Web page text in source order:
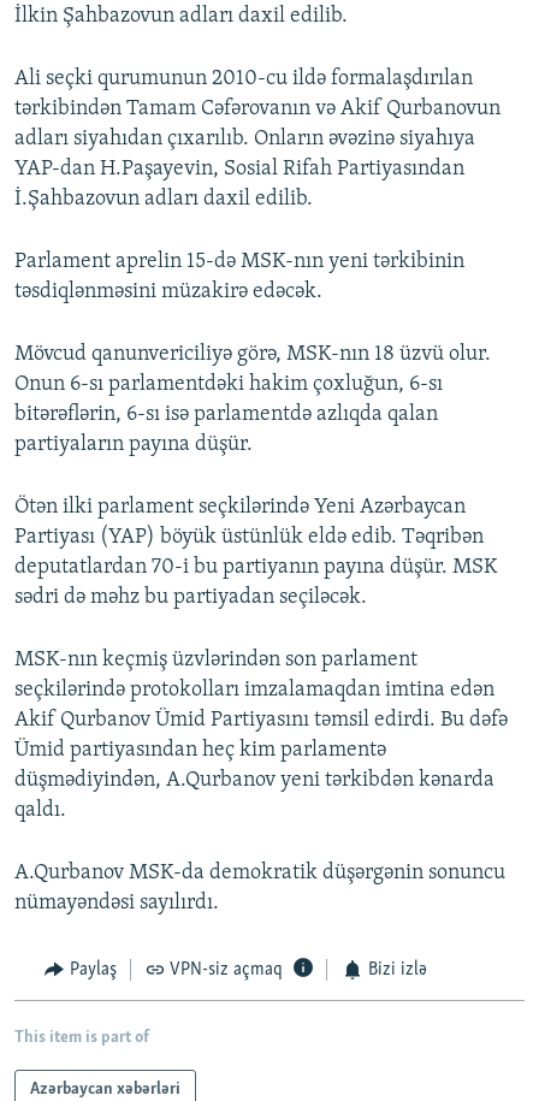
İlkin Şahbazovun adları daxil edilib.
Ali seçki qurumunun 2010-cu ildə formalaşdırılan
tərkibindən Tamam Cəfərovanın və Akif Qurbanovun
adları siyahıdan çıxarılıb. Onların əvəzinə siyahıya
YAP-dan H.Paşayevin, Sosial Rifah Partiyasından
İ.Şahbazovun adları daxil edilib.
Parlament aprelin 15-də MSK-nın yeni tərkibinin
təsdiqlənməsini müzakirə edəcək.
Mövcud qanunvericiliyə görə, MSK-nın 18 üzvü olur.
Onun 6-sı parlamentdəki hakim çoxluğun, 6-sı
bitərəflərin, 6-sı isə parlamentdə azlıqda qalan
partiyaların payına düşür.
Ötən ilki parlament seçkilərində Yeni Azərbaycan
Partiyası (YAP) böyük üstünlük eldə edib. Təqribən
deputatlardan 70-i bu partiyanın payına düşür. MSK
sədri də məhz bu partiyadan seçiləcək.
MSK-nın keçmiş üzvlərindən son parlament
seçkilərində protokolları imzalamaqdan imtina edən
Akif Qurbanov Ümid Partiyasını təmsil edirdi. Bu dəfə
Ümid partiyasından heç kim parlamentə
düşmədiyindən, A.Qurbanov yeni tərkibdən kənarda
qaldı.
A.Qurbanov MSK-da demokratik düşərgənin sonuncu
nümayəndəsi sayılırdı.
Paylaş VPN-siz açmaq Bizi izlə
This item is part of
Azərbaycan xəbərləri